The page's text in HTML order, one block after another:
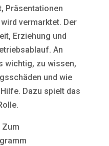
Präsentationen
vermarktet. Der
Erziehung und
An
wichtig, zu wissen,
und wie
Dazu spielt das
Zum